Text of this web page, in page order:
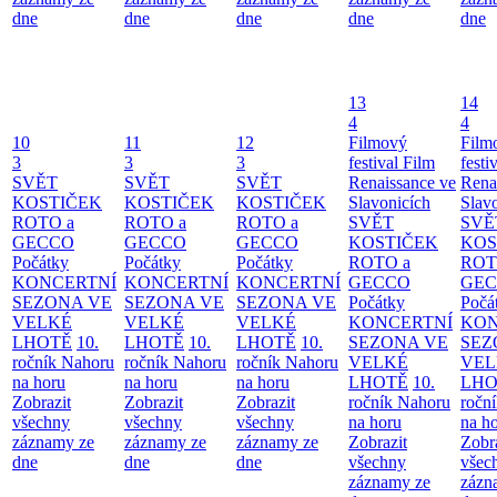
dne
dne
dne
dne
dne
10
3
SVĚT
KOSTIČEK
ROTO a
GECCO
Počátky
KONCERTNÍ
SEZONA VE
VELKÉ
LHOTĚ 10.
ročník Nahoru
na horu
Zobrazit
všechny
záznamy ze
dne
11
3
SVĚT
KOSTIČEK
ROTO a
GECCO
Počátky
KONCERTNÍ
SEZONA VE
VELKÉ
LHOTĚ 10.
ročník Nahoru
na horu
Zobrazit
všechny
záznamy ze
dne
12
3
SVĚT
KOSTIČEK
ROTO a
GECCO
Počátky
KONCERTNÍ
SEZONA VE
VELKÉ
LHOTĚ 10.
ročník Nahoru
na horu
Zobrazit
všechny
záznamy ze
dne
13
4
Filmový
festival Film
Renaissance ve
Slavonicích
SVĚT
KOSTIČEK
ROTO a
GECCO
Počátky
KONCERTNÍ
SEZONA VE
VELKÉ
LHOTĚ 10.
ročník Nahoru
na horu
Zobrazit
všechny
záznamy ze
14
4
na